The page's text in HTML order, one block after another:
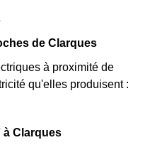
de Clarques
à proximité de
qu'elles produisent :
à Clarques